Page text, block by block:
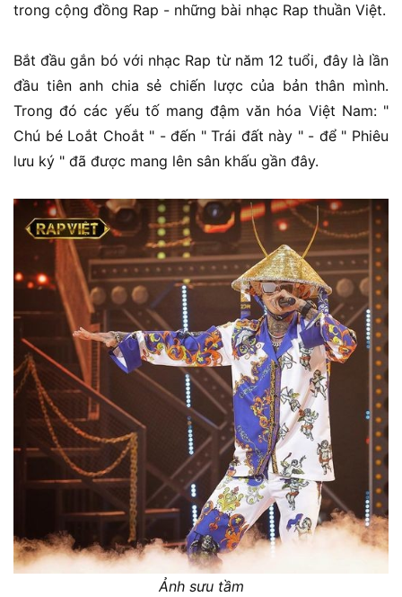
trong cộng đồng Rap - những bài nhạc Rap thuần Việt.
Bắt đầu gắn bó với nhạc Rap từ năm 12 tuổi, đây là lần
đầu tiên anh chia sẻ chiến lược của bản thân mình.
Trong đó các yếu tố mang đậm văn hóa Việt Nam: "
Chú bé Loắt Choắt " - đến " Trái đất này " - để " Phiêu
lưu ký " đã được mang lên sân khấu gần đây.
Ảnh sưu tầm